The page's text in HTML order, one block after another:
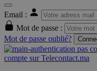
Email :
Mot de passe :
Mot de passe oublié?
compte sur Telecontact.ma